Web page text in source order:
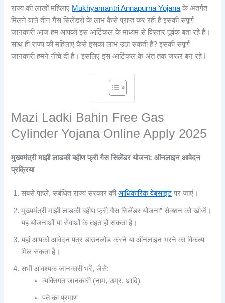
राज्य की लाखों महिलाएं Mukhyamantri Annapurna Yojana के अंतर्गत
मिलने वाले तीन गैस सिलेंडरों के लाभ कैसे प्राप्त कर रही है इसकी संपूर्ण
जानकारी आज हम आपको इस आर्टिकल के माध्यम से विस्तार पूर्वक बता रहे हैं।
साथ ही राज्य की महिलाएं कैसे इसका लाभ उठा सकती है? इसकी संपूर्ण
जानकारी हमने नीचे दी है। इसलिए इस आर्टिकल के अंत तक जरूर बन रहे I
Mazi Ladki Bahin Free Gas
Cylinder Yojana Online Apply 2025
मुख्यमंत्री माझी लाडकी बहीण फ्री गैस सिलेंडर योजना: ऑनलाइन आवेदन
प्रक्रिया
सबसे पहले, संबंधित राज्य सरकार कीआधिकारिक वेबसाइट पर जाएं।
मुख्यमंत्री माझी लाडकी बहीण फ्री गैस सिलेंडर योजना” सेक्शन को खोजें।
यह योजनाओं या सेवाओं के तहत हो सकता है।
यहां आपको आवेदन पत्र डाउनलोड करने या ऑनलाइन भरने का विकल्प
मिल सकता है।
सभी आवश्यक जानकारी भरें, जैसे:
व्यक्तिगत जानकारी (नाम, उम्र, आदि)
पते का प्रमाण